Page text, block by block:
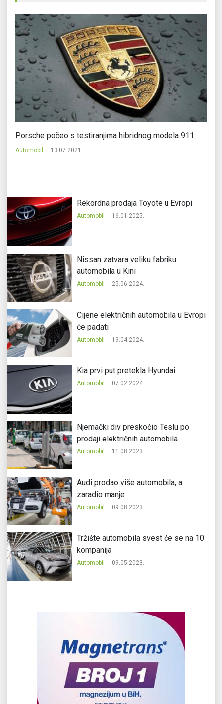
Porsche počeo s testiranjima hibridnog modela 911
Automobil 13.07.2021.
Rekordna prodaja Toyote u Evropi
Automobil 16.01.2025.
Nissan zatvara veliku fabriku
automobila u Kini
Automobil 25.06.2024.
Cijene električnih automobila u Evropi
će padati
Automobil 19.04.2024.
Kia prvi put pretekla Hyundai
Automobil 07.02.2024.
Njemački div preskočio Teslu po
prodaji električnih automobila
Automobil 11.08.2023.
Audi prodao više automobila, a
zaradio manje
Automobil 09.08.2023.
Tržište automobila svest će se na 10
kompanija
Automobil 09.05.2023.